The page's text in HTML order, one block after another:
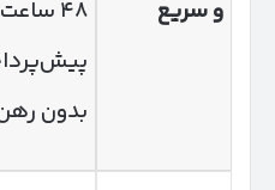
و سریع
۴۸
بدون